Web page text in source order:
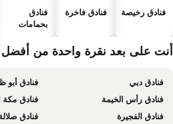
فنادق رخيصة فنادق فاخرة
فنادق
بحمامات
على بعد نقرة واحدة من أفضل
فنادق دبي
فنادق أبو
فنادق رأس الخيمة
فنادق مكة
فنادق الفجيرة
فنادق صلالة